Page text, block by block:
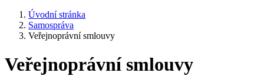
Úvodní stránka
Samospráva
Veřejnoprávní smlouvy
Veřejnoprávní smlouvy